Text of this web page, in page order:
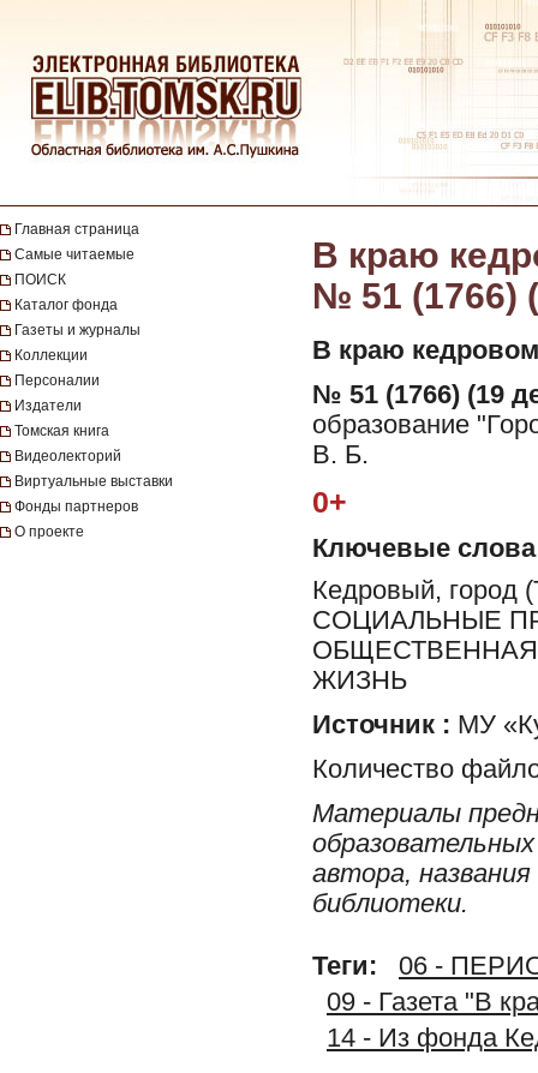
Главная страница
Самые читаемые
ПОИСК
Каталог фонда
Газеты и журналы
Коллекции
Персоналии
Издатели
Томская книга
Видеолекторий
Виртуальные выставки
Фонды партнеров
О проекте
В краю
№ 51 (1766)
В краю
№ 51 (1766) (19
образование
В. Б.
0+
Ключевые слова
Кедровый,
СОЦИАЛЬНЫЕ
ЖИЗНЬ
Источник : МУ
Количество
Материалы
автора,
библиотеки.
Теги:
06 -
09 - Газета "В
14 - Из фонда